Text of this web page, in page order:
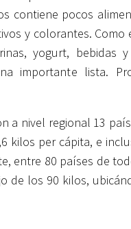
contiene pocos
y colorantes.
yogurt,
importante lista.
a nivel regional 13
kilos per cápita, e
entre 80 países de
de los 90 kilos,